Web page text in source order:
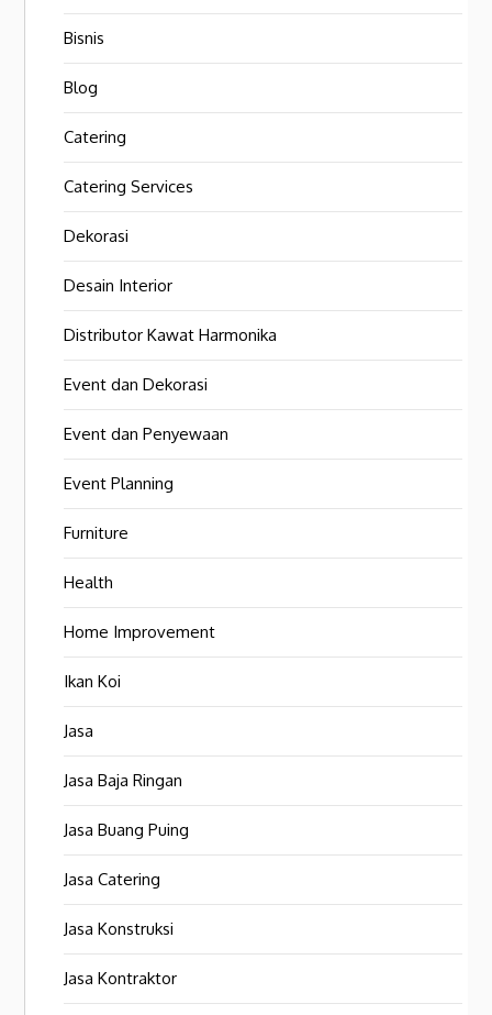
Bisnis
Blog
Catering
Catering Services
Dekorasi
Desain Interior
Distributor Kawat Harmonika
Event dan Dekorasi
Event dan Penyewaan
Event Planning
Furniture
Health
Home Improvement
Ikan Koi
Jasa
Jasa Baja Ringan
Jasa Buang Puing
Jasa Catering
Jasa Konstruksi
Jasa Kontraktor